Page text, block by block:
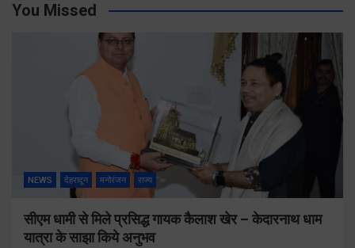
You Missed
NEWS देहरादून मनोरंजन राज्य
सीएम धामी से मिले प्रसिद्ध गायक कैलाश खेर – केदारनाथ धाम
यात्रा के साझा किये अनुभव